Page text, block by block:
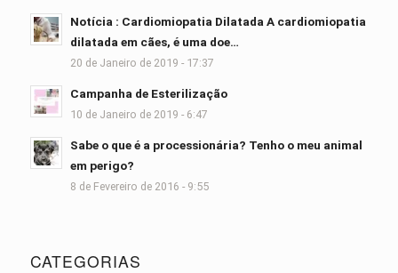
Notícia : Cardiomiopatia Dilatada A cardiomiopatia
dilatada em cães, é uma doe…
20 de Janeiro de 2019 - 17:37
Campanha de Esterilização
10 de Janeiro de 2019 - 6:47
Sabe o que é a processionária? Tenho o meu animal
em perigo?
8 de Fevereiro de 2016 - 9:55
CATEGORIAS